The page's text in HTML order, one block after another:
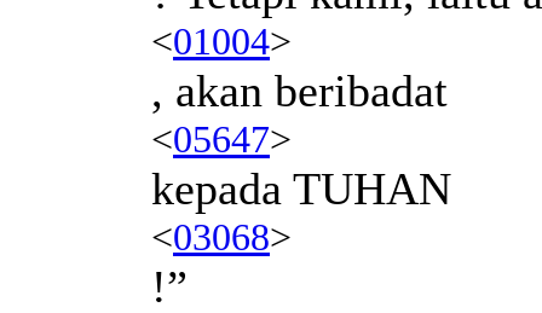
<01004>
, akan beribadat
<05647>
kepada TUHAN
<03068>
!”